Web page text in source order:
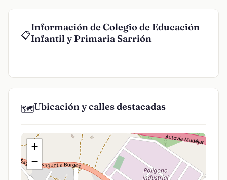
📋
Información de Colegio de Educación
Infantil y Primaria Sarrión
🗺️Ubicación y calles destacadas
+
−